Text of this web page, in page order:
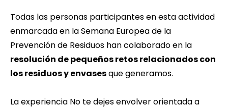
Todas las personas participantes en esta actividad
enmarcada en la Semana Europea de la
Prevención de Residuos han colaborado en la
resolución de pequeños retos relacionados con
los residuos y envasesque generamos.
La experiencia  No te dejes envolver orientada a